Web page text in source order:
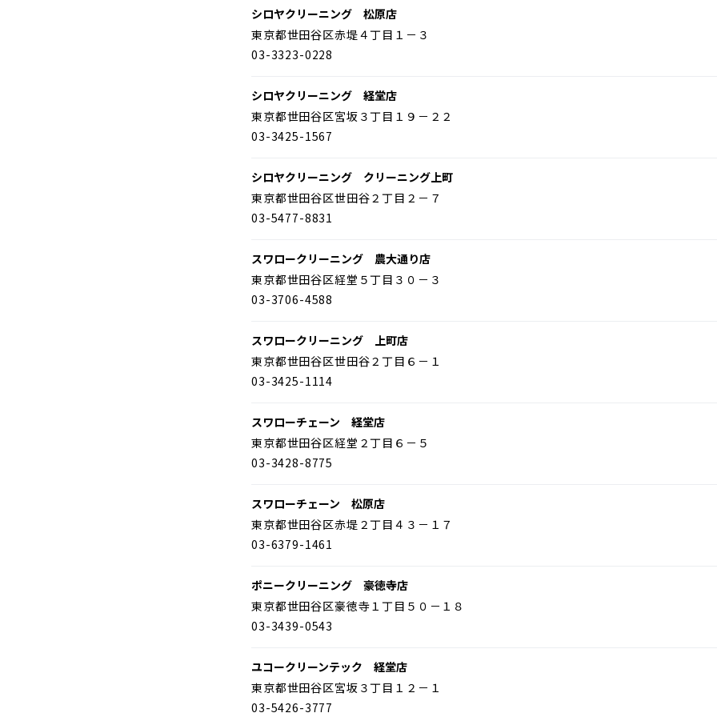
シロヤクリーニング 松原店
東京都世田谷区赤堤４丁目１－３
03-3323-0228
シロヤクリーニング 経堂店
東京都世田谷区宮坂３丁目１９－２２
03-3425-1567
シロヤクリーニング クリーニング上町
東京都世田谷区世田谷２丁目２－７
03-5477-8831
スワロークリーニング 農大通り店
東京都世田谷区経堂５丁目３０－３
03-3706-4588
スワロークリーニング 上町店
東京都世田谷区世田谷２丁目６－１
03-3425-1114
スワローチェーン 経堂店
東京都世田谷区経堂２丁目６－５
03-3428-8775
スワローチェーン 松原店
東京都世田谷区赤堤２丁目４３－１７
03-6379-1461
ポニークリーニング 豪徳寺店
東京都世田谷区豪徳寺１丁目５０－１８
03-3439-0543
ユコークリーンテック 経堂店
東京都世田谷区宮坂３丁目１２－１
03-5426-3777